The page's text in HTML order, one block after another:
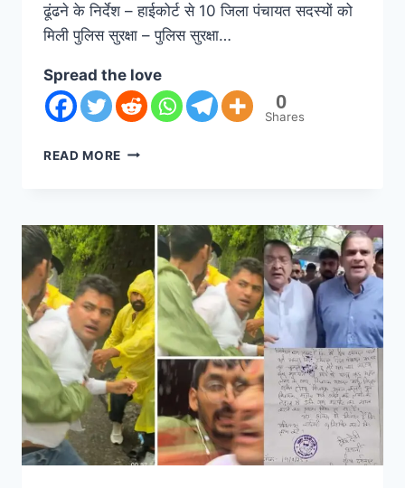
ढूंढने के निर्देश – हाईकोर्ट से 10 जिला पंचायत सदस्यों को
मिली पुलिस सुरक्षा – पुलिस सुरक्षा…
Spread the love
0
Shares
READ MORE